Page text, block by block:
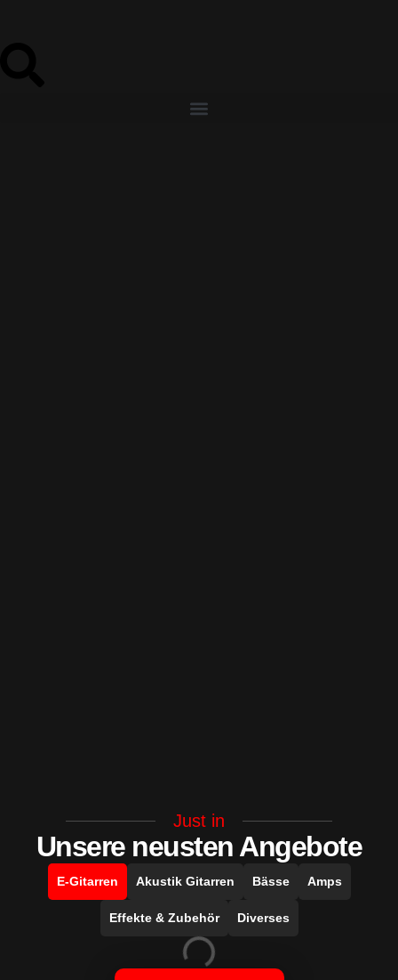
Just in
Unsere neusten Angebote
E-Gitarren Akustik Gitarren Bässe Amps
Effekte & Zubehör Diverses